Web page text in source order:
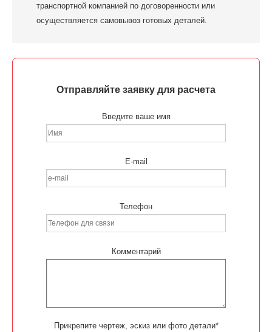
транспортной компанией по договоренности или
осуществляется самовывоз готовых деталей.
Отправляйте заявку для расчета
Введите ваше имя
E-mail
Телефон
Комментарий
Прикрепите чертеж, эскиз или фото детали*